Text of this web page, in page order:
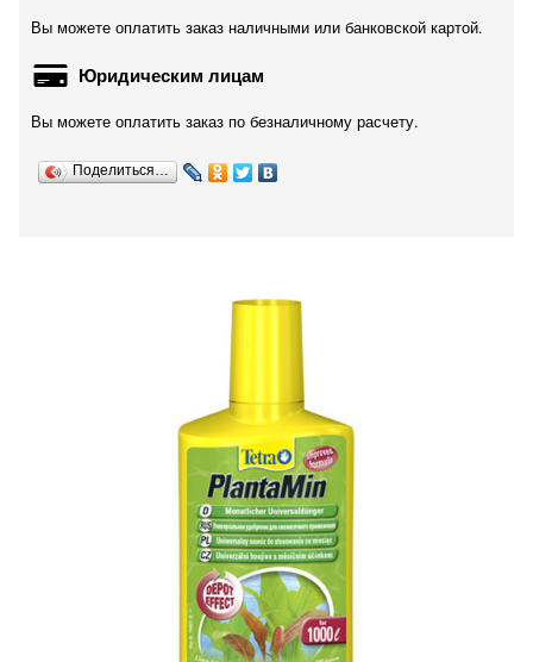
Вы можете оплатить заказ наличными или банковской картой.
Юридическим лицам
Вы можете оплатить заказ по безналичному расчету.
Поделиться…